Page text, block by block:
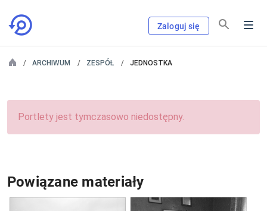
Zaloguj się
ARCHIWUM ZESPÓŁ JEDNOSTKA
Portlety jest tymczasowo niedostępny.
Powiązane materiały